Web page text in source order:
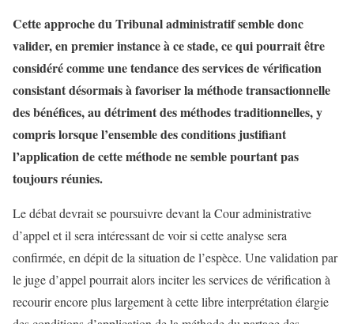
Cette approche du Tribunal administratif semble donc
valider, en premier instance à ce stade, ce qui pourrait être
considéré comme une tendance des services de vérification
consistant désormais à favoriser la méthode transactionnelle
des bénéfices, au détriment des méthodes traditionnelles, y
compris lorsque l’ensemble des conditions justifiant
l’application de cette méthode ne semble pourtant pas
toujours réunies.
Le débat devrait se poursuivre devant la Cour administrative
d’appel et il sera intéressant de voir si cette analyse sera
confirmée, en dépit de la situation de l’espèce. Une validation par
le juge d’appel pourrait alors inciter les services de vérification à
recourir encore plus largement à cette libre interprétation élargie